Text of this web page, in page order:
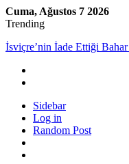
Cuma, Ağustos 7 2026
Trending
İsviçre’nin İade Ettiği
Sidebar
Log in
Random Post